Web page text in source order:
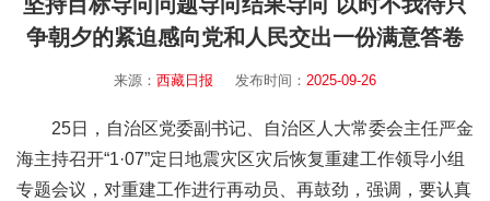
争朝夕的紧迫感向党和人民交出一份满意答卷
来源： 西藏日报 发布时间： 2025-09-26
25日，自治区党委副书记、自治区人大常委会主任严金
海主持召开“1·07”定日地震灾区灾后恢复重建工作领导小组
专题会议，对重建工作进行再动员、再鼓劲，强调，要认真